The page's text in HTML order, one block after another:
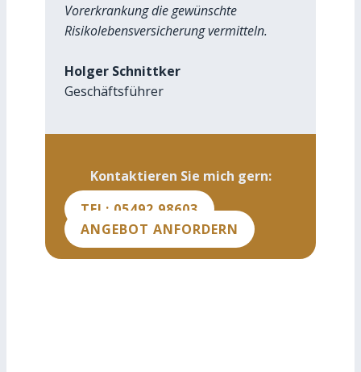
Vorerkrankung die gewünschte
Risikolebensversicherung vermitteln.
Holger Schnittker
Geschäftsführer
Kontaktieren Sie mich gern:
TEL: 05492 98603
ANGEBOT ANFORDERN